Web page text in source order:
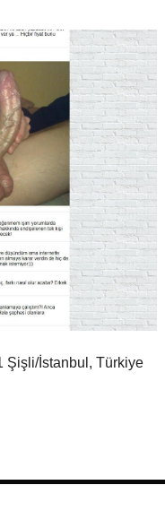
Şişli/İstanbul, Türkiye